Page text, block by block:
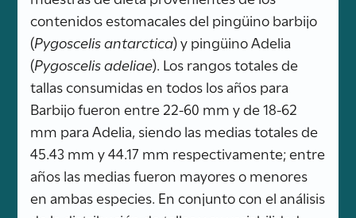
contenidos estomacales del pingüino barbijo
(Pygoscelis antarctica) y pingüino Adelia
(Pygoscelis adeliae). Los rangos totales de
tallas consumidas en todos los años para
Barbijo fueron entre 22-60 mm y de 18-62
mm para Adelia, siendo las medias totales de
45.43 mm y 44.17 mm respectivamente; entre
años las medias fueron mayores o menores
en ambas especies. En conjunto con el análisis